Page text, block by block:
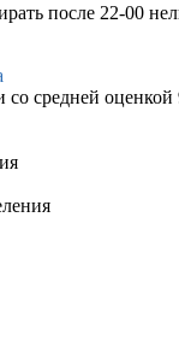
после 22-00
средней оценкой